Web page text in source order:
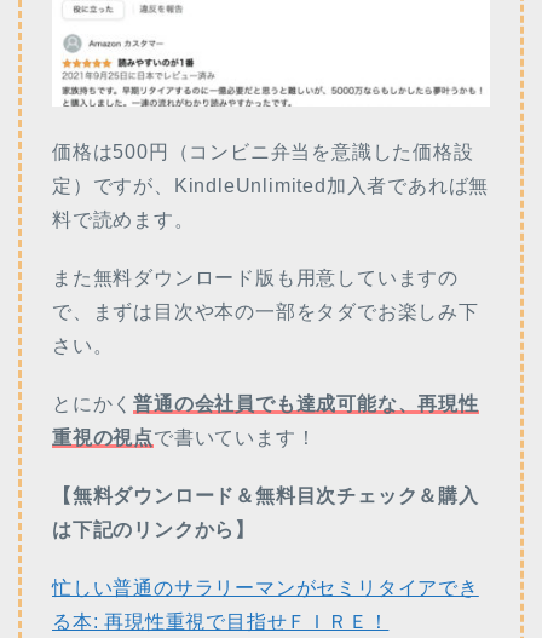
価格は500円（コンビニ弁当を意識した価格設
定）ですが、KindleUnlimited加入者であれば無
料で読めます。
また無料ダウンロード版も用意していますの
で、まずは目次や本の一部をタダでお楽しみ下
さい。
とにかく普通の会社員でも達成可能な、再現性
重視の視点で書いています！
【無料ダウンロード＆無料目次チェック＆購入
は下記のリンクから】
忙しい普通のサラリーマンがセミリタイアでき
る本: 再現性重視で目指せＦＩＲＥ！